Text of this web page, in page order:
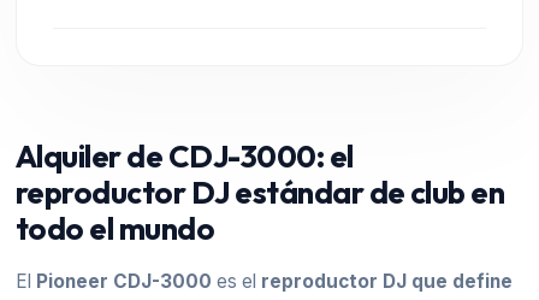
Alquiler de CDJ-3000: el
reproductor DJ estándar de club en
todo el mundo
El Pioneer CDJ-3000 es el reproductor DJ que define